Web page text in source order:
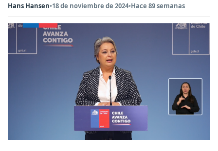
Hans Hansen•18 de noviembre de 2024•Hace 89 semanas